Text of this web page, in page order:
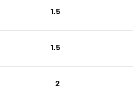
1.5
1.5
2